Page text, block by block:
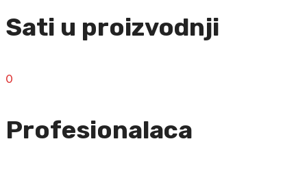
Sati u proizvodnji
0
Profesionalaca